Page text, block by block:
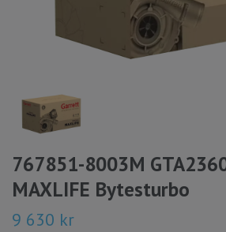
767851-8003M
MAXLIFE Bytesturbo
9 630 kr